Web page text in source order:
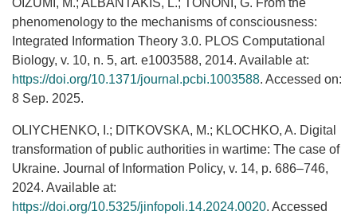
OIZUMI, M.; ALBANTAKIS, L.; TONONI, G. From the
phenomenology to the mechanisms of consciousness:
Integrated Information Theory 3.0. PLOS Computational
Biology, v. 10, n. 5, art. e1003588, 2014. Available at:
https://doi.org/10.1371/journal.pcbi.1003588. Accessed on:
8 Sep. 2025.
OLIYCHENKO, I.; DITKOVSKA, M.; KLOCHKO, A. Digital
transformation of public authorities in wartime: The case of
Ukraine. Journal of Information Policy, v. 14, p. 686–746,
2024. Available at:
https://doi.org/10.5325/jinfopoli.14.2024.0020. Accessed